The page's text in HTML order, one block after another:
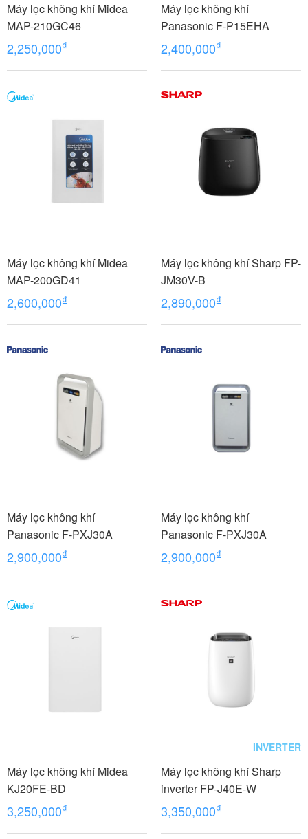
Máy lọc không khí Midea
MAP-210GC46
2,250,000₫
Máy lọc không khí
Panasonic F-P15EHA
2,400,000₫
Máy lọc không khí Midea
MAP-200GD41
2,600,000₫
Máy lọc không khí Sharp FP-
JM30V-B
2,890,000₫
Máy lọc không khí
Panasonic F-PXJ30A
2,900,000₫
Máy lọc không khí
Panasonic F-PXJ30A
2,900,000₫
Máy lọc không khí Midea
KJ20FE-BD
3,250,000₫
INVERTER
Máy lọc không khí Sharp
inverter FP-J40E-W
3,350,000₫